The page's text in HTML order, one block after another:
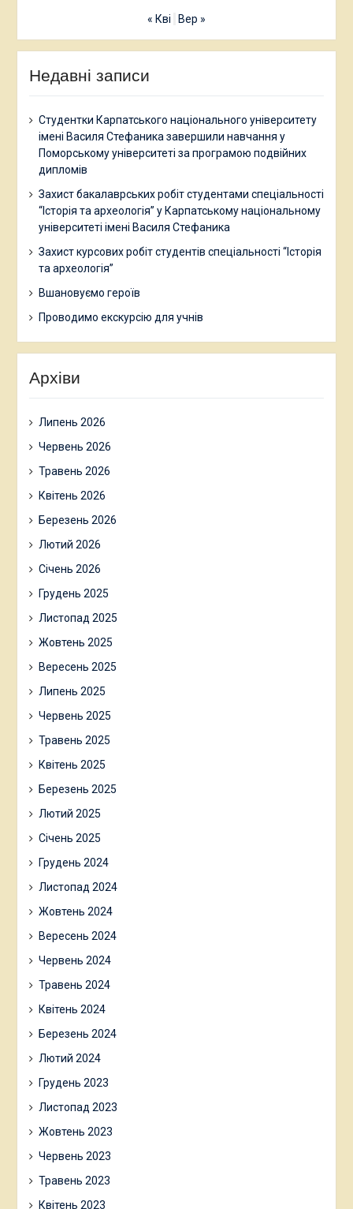
« Кві Вер »
Недавні записи
Студентки Карпатського національного університету
імені Василя Стефаника завершили навчання у
Поморському університеті за програмою подвійних
дипломів
Захист бакалаврських робіт студентами спеціальності
“Історія та археологія” у Карпатському національному
університеті імені Василя Стефаника
Захист курсових робіт студентів спеціальності “Історія
та археологія”
Вшановуємо героїв
Проводимо екскурсію для учнів
Архіви
Липень 2026
Червень 2026
Травень 2026
Квітень 2026
Березень 2026
Лютий 2026
Січень 2026
Грудень 2025
Листопад 2025
Жовтень 2025
Вересень 2025
Липень 2025
Червень 2025
Травень 2025
Квітень 2025
Березень 2025
Лютий 2025
Січень 2025
Грудень 2024
Листопад 2024
Жовтень 2024
Вересень 2024
Червень 2024
Травень 2024
Квітень 2024
Березень 2024
Лютий 2024
Грудень 2023
Листопад 2023
Жовтень 2023
Червень 2023
Травень 2023
Квітень 2023